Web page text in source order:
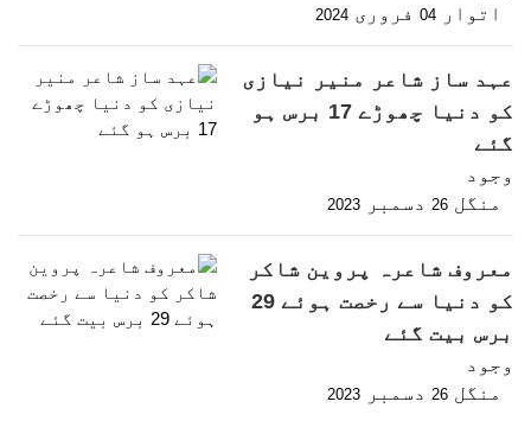
اتوار 04 فروری 2024
عہد ساز شاعر منیر نیازی
کو دنیا چھوڑے 17 برس ہو
گئے
وجود
منگل 26 دسمبر 2023
معروف شاعرہ پروین شاکر
کو دنیا سے رخصت ہوئے 29
برس بیت گئے
وجود
منگل 26 دسمبر 2023